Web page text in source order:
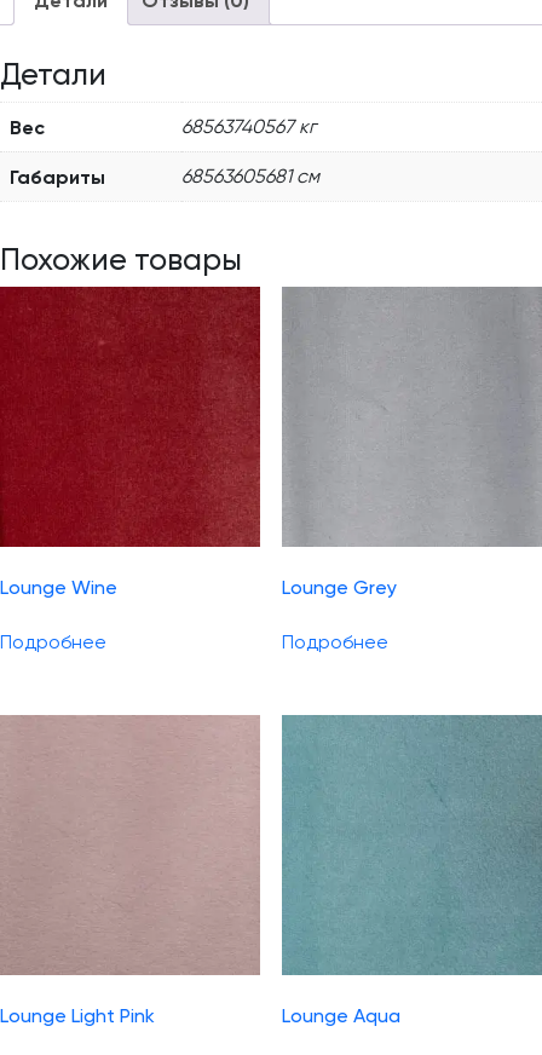
Детали
Вес 68563740567 кг
Габариты 68563605681 см
Похожие товары
Lounge Wine
Подробнее
Lounge Grey
Подробнее
Lounge Light Pink Lounge Aqua